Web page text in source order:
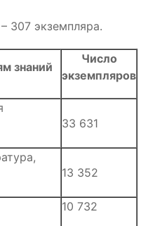
– 307 экземпляра.
знаний
Число
экземпляров
33 631
13 352
10 732